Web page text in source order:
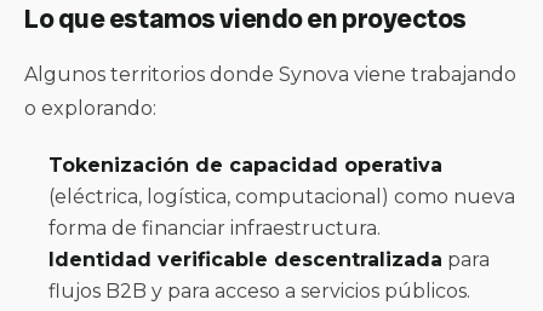
Lo que estamos viendo en proyectos
Algunos territorios donde Synova viene trabajando
o explorando:
Tokenización de capacidad operativa
(eléctrica, logística, computacional) como nueva
forma de financiar infraestructura.
Identidad verificable descentralizada para
flujos B2B y para acceso a servicios públicos.